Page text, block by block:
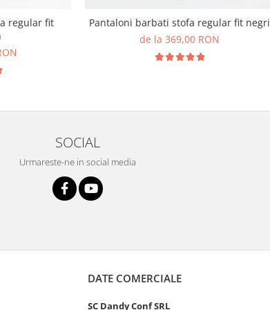
regular fit
Pantaloni barbati stofa regular fit negri
de la 369,00 RON
SOCIAL
Urmareste-ne in social media
DATE COMERCIALE
SC Dandy Conf SRL